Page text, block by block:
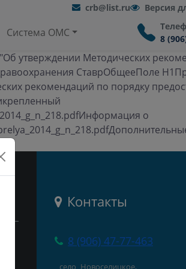
crb@list.ru Версия
Система ОМС
8
утверждении Методических
СтаврОбщееПоле
рекомендаций по порядку
о
Контакты
8 (906) 47-77-463
село Новоселицкое,